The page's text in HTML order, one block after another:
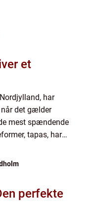
har
det gælder
mest spændende
tapas, har
perfekte